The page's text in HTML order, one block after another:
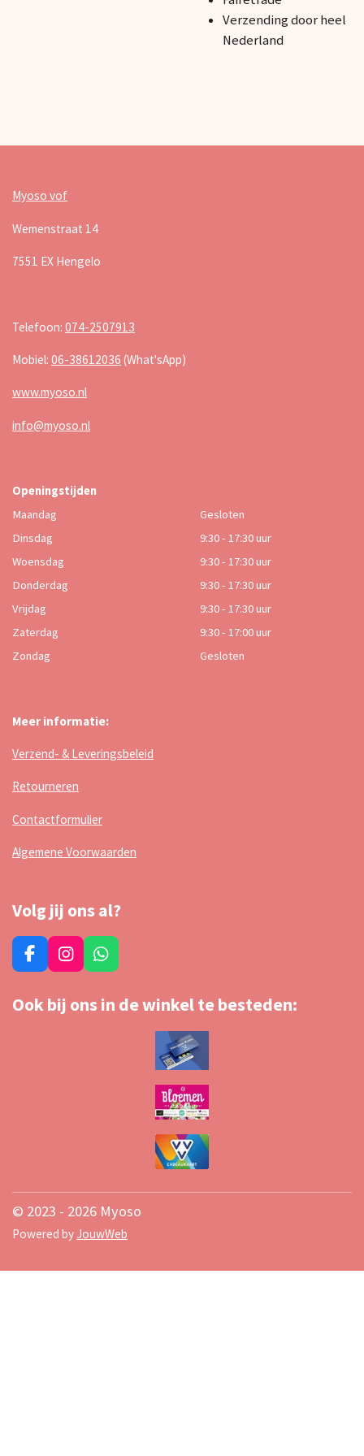
Verzending door heel
Nederland
Myoso vof
Wemenstraat 14
7551 EX Hengelo
Telefoon: 074-2507913
Mobiel: 06-38612036 (What'sApp)
www.myoso.nl
info@myoso.nl
Openingstijden
Maandag
Gesloten
Dinsdag
9:30 - 17:30 uur
Woensdag
9:30 - 17:30 uur
Donderdag
9:30 - 17:30 uur
Vrijdag
9:30 - 17:30 uur
Zaterdag
9:30 - 17:00 uur
Zondag
Gesloten
Meer informatie:
Verzend- & Leveringsbeleid
Retourneren
Contactformulier
Algemene Voorwaarden
Volg jij ons al?
F
a
e
I
n
t
W
h
t
Ook bij ons in de winkel te besteden:
© 2023 - 2026 Myoso
Powered byJouwWeb